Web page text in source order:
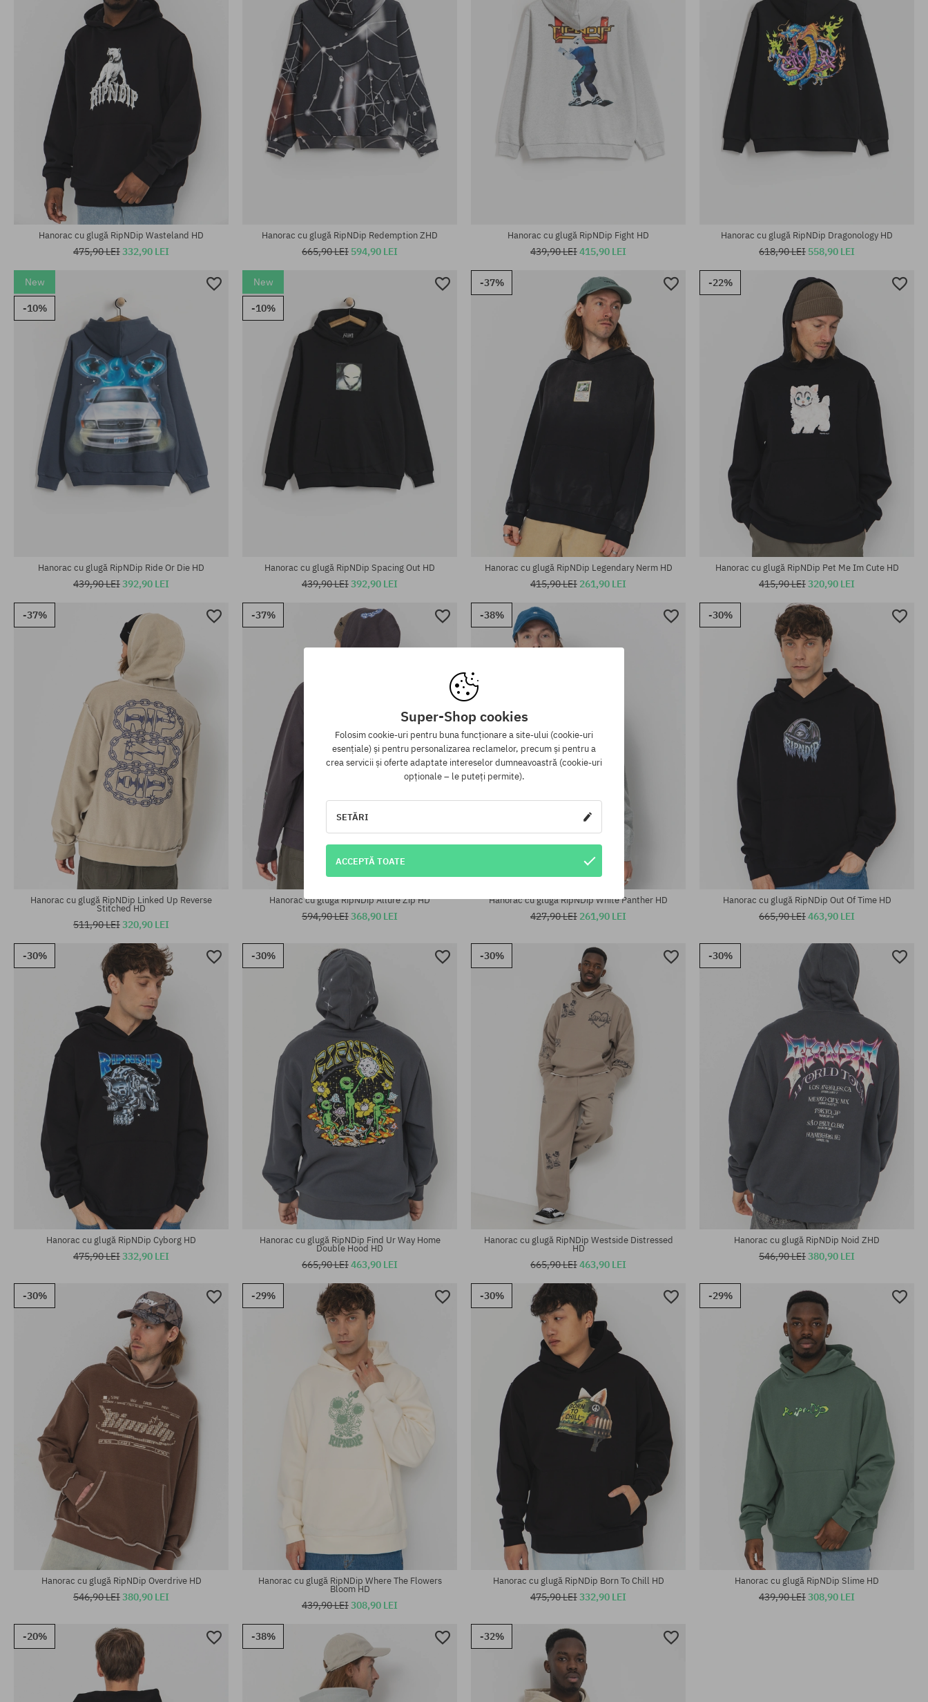
Mărimi existente:
M; L; XL; XXL
Hanorac cu glugă RipNDip Wasteland HD
475,90 LEI332,90 LEI
Hanorac cu glugă RipNDip Redemption ZHD
665,90 LEI 594,90 LEI
Mărimi existente:
M; L; XL
Hanorac cu glugă RipNDip Fight HD
439,90 LEI415,90 LEI
Mărimi existente:
Hanorac cu glugă RipNDip Dragonology HD
618,90 LEI 558,90 LEI
New
-10%
Mărimi existente:
Hanorac cu glugă RipNDip Ride Or Die HD
439,90 LEI392,90 LEI
New
-10%
Mărimi existente:
M; L; XL
Hanorac cu glugă RipNDip Spacing Out HD
439,90 LEI392,90 LEI
-37%
Hanorac cu glugă RipNDip Legendary Nerm HD
415,90 LEI 261,90 LEI
-22%
Mărimi existente:
Hanorac cu glugă RipNDip Pet Me Im Cute HD
415,90 LEI320,90 LEI
-37%
Mărimi existente:
Hanorac cu glugă RipNDip Linked Up Reverse
Stitched HD
511,90 LEI320,90 LEI
-37%
Mărimi existente:
Hanorac cu glugă RipNDip Allure Zip HD
594,90 LEI368,90 LEI
-38%
Mărimi existente:
Hanorac cu glugă RipNDip White Panther HD
427,90 LEI 261,90 LEI
-30%
Mărimi existente:
M; L; XL
Hanorac cu glugă RipNDip Out Of Time HD
665,90 LEI463,90 LEI
-30%
Mărimi existente:
M; L; XL; XXL
Hanorac cu glugă RipNDip Cyborg HD
475,90 LEI332,90 LEI
-30%
Mărimi existente:
Hanorac cu glugă RipNDip Find Ur Way Home
Double Hood HD
665,90 LEI463,90 LEI
-30%
Mărimi existente:
Hanorac cu glugă RipNDip Westside Distressed
HD
665,90 LEI463,90 LEI
-30%
Mărimi existente:
Hanorac cu glugă RipNDip Noid ZHD
546,90 LEI380,90 LEI
-30%
Hanorac cu glugă RipNDip Overdrive HD
546,90 LEI380,90 LEI
-29%
Hanorac cu glugă RipNDip Where The Flowers
Bloom HD
439,90 LEI308,90 LEI
-30%
Hanorac cu glugă RipNDip Born To Chill HD
475,90 LEI332,90 LEI
-29%
Hanorac cu glugă RipNDip Slime HD
439,90 LEI308,90 LEI
-20% -38% -32%
Super-Shop cookies
Folosim cookie-uri pentru buna funcționare a site-ului (cookie-uri
esențiale) și pentru personalizarea reclamelor, precum și pentru a
crea servicii și oferte adaptate intereselor dumneavoastră (cookie-uri
opționale – le puteți permite).
SETĂRI
ACCEPTĂ TOATE